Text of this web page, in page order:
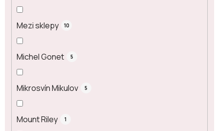
Mezi sklepy 10
Michel Gonet 5
Mikrosvín Mikulov 5
Mount Riley 1